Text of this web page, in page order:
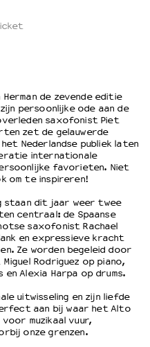
de zevende editie
persoonlijke ode aan de
saxofonist Piet
zet de gelauwerde
Nederlandse publiek laten
internationale
favorieten. Niet
om te inspireren!
staan dit jaar weer twee
centraal: de Spaanse
saxofonist Rachael
en expressieve kracht
Ze worden begeleid door
Rodriguez op piano,
Alexia Harpa op drums.
uitwisseling en zijn liefde
aan bij waar het Alto
muzikaal vuur,
onze grenzen.